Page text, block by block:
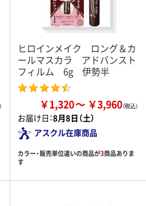
ヒロインメイク ロング＆カ
ールマスカラ アドバンスト
フィルム 6g 伊勢半
￥1,320 ￥3,960
お届け日：8月8日（土）
アスクル在庫商品
カラー・販売単位違いの商品が3商品ありま
す